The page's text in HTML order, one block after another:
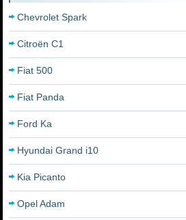
Chevrolet Spark
Citroën C1
Fiat 500
Fiat Panda
Ford Ka
Hyundai Grand i10
Kia Picanto
Opel Adam